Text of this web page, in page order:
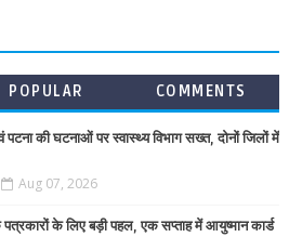
POPULAR COMMENTS
पटना की घटनाओं पर स्वास्थ्य विभाग सख्त, दोनों जिलों में
Aug 07, 2026
के लिए बड़ी पहल, एक सप्ताह में आयुष्मान कार्ड